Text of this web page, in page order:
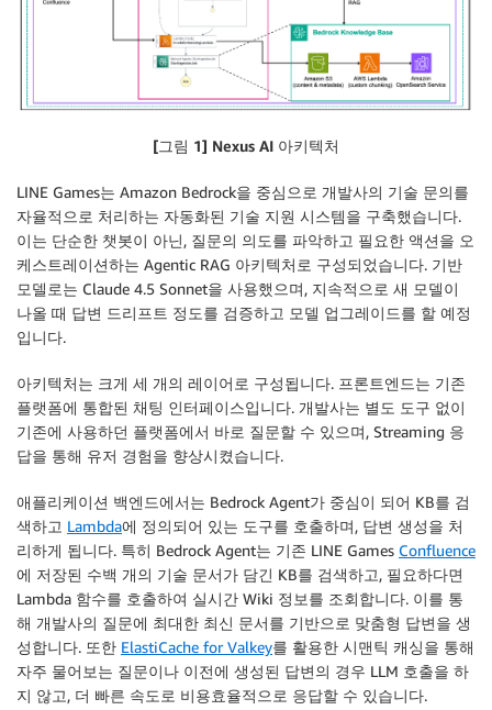
[그림 1] Nexus AI 아키텍처
LINE Games는 Amazon Bedrock을 중심으로 개발사의 기술 문의를
자율적으로 처리하는 자동화된 기술 지원 시스템을 구축했습니다.
이는 단순한 챗봇이 아닌, 질문의 의도를 파악하고 필요한 액션을 오
케스트레이션하는 Agentic RAG 아키텍처로 구성되었습니다. 기반
모델로는 Claude 4.5 Sonnet을 사용했으며, 지속적으로 새 모델이
나올 때 답변 드리프트 정도를 검증하고 모델 업그레이드를 할 예정
입니다.
아키텍처는 크게 세 개의 레이어로 구성됩니다. 프론트엔드는 기존
플랫폼에 통합된 채팅 인터페이스입니다. 개발사는 별도 도구 없이
기존에 사용하던 플랫폼에서 바로 질문할 수 있으며, Streaming 응
답을 통해 유저 경험을 향상시켰습니다.
애플리케이션 백엔드에서는 Bedrock Agent가 중심이 되어 KB를 검
색하고 Lambda에 정의되어 있는 도구를 호출하며, 답변 생성을 처
리하게 됩니다. 특히 Bedrock Agent는 기존 LINE Games Confluence
에 저장된 수백 개의 기술 문서가 담긴 KB를 검색하고, 필요하다면
Lambda 함수를 호출하여 실시간 Wiki 정보를 조회합니다. 이를 통
해 개발사의 질문에 최대한 최신 문서를 기반으로 맞춤형 답변을 생
성합니다. 또한 ElastiCache for Valkey를 활용한 시맨틱 캐싱을 통해
자주 물어보는 질문이나 이전에 생성된 답변의 경우 LLM 호출을 하
지 않고, 더 빠른 속도로 비용효율적으로 응답할 수 있습니다.